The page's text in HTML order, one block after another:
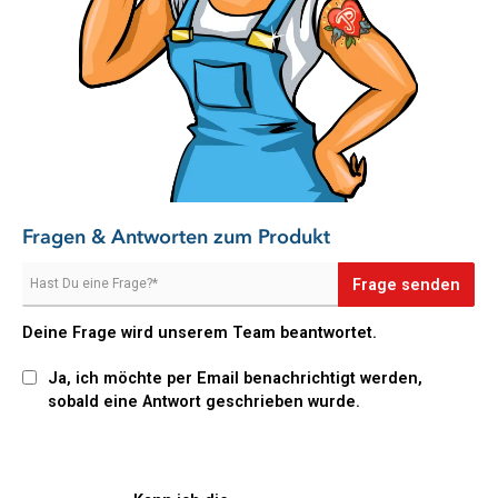
eingesprüht werden (nachträglich mit klarem Wasser
abspülen), da Pilzsporen eliminiert werden.
Hausmüll: Ein paar Sprühstöße in den Hausmüll, beseitigt
geruchsbildende Fäulnisbakterien.
Schonend, alkoholfrei und dermatologisch
Das Pastaclean Küchen-Desinfektionsspray ist
und ohne Lösungsmittel formuliert. Dadurch ist es
Dichtungen und eignet sich auch für den regelmäßigen
eine sichere Anwendung für Hautkontakt im Küchenalltag
ermöglicht – ein wichtiger Vorteil bei häufigem Gebrauch.
Vielseitig einsetzbar in der gesamten Küche
Fragen & Antworten zum Produkt
Frage senden
Deine Frage wird unserem Team beantwortet.
Ja, ich möchte per Email benachrichtigt werden,
sobald eine Antwort geschrieben wurde.